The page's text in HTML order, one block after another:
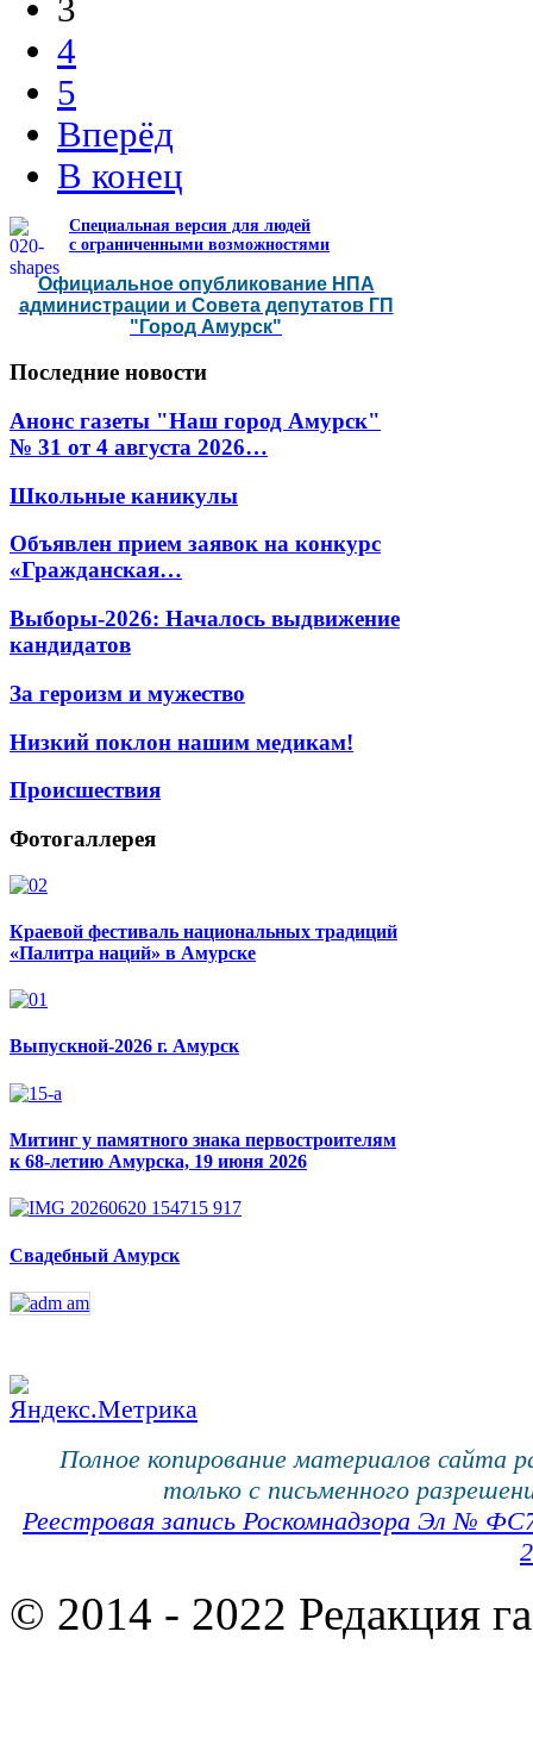
3
4
5
Вперёд
В конец
Специальная версия для людей
с ограниченными возможностями
Официальное опубликование НПА
администрации и Совета депутатов ГП
"Город Амурск"
Последние новости
Анонс газеты "Наш город Амурск"
№ 31 от 4 августа 2026…
Школьные каникулы
Объявлен прием заявок на конкурс
«Гражданская…
Выборы-2026: Началось выдвижение
кандидатов
За героизм и мужество
Низкий поклон нашим медикам!
Происшествия
Фотогаллерея
Краевой фестиваль национальных традиций
«Палитра наций» в Амурске
Выпускной-2026 г. Амурск
Митинг у памятного знака первостроителям
к 68-летию Амурска, 19 июня 2026
Свадебный Амурск
Полное копирование материалов сайта
только с письменного
Реестровая запись Роскомнадзора Эл №
© 2014 - 2022 Редакция